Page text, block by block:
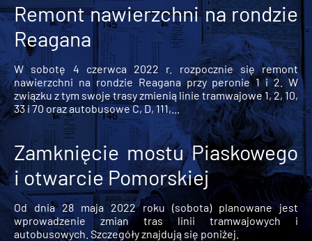
Remont nawierzchni na rondzie
Reagana
W sobotę 4 czerwca 2022 r. rozpocznie się remont
nawierzchni na rondzie Reagana przy peronie 1 i 2. W
związku z tym swoje trasy zmienią linie tramwajowe 1, 2, 10,
33 i 70 oraz autobusowe C, D, 111,...
Zamknięcie mostu Piaskowego
i otwarcie Pomorskiej
Od dnia 28 maja 2022 roku (sobota) planowane jest
wprowadzenie zmian tras linii tramwajowych i
autobusowych. Szczegóły znajdują się poniżej.